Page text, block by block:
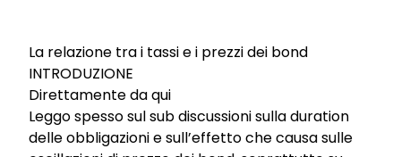
La relazione tra i tassi e i prezzi dei bond
INTRODUZIONE
Direttamente daqui
Leggo spesso sul sub discussioni sulla duration
delle obbligazioni e sull’effetto che causa sulle